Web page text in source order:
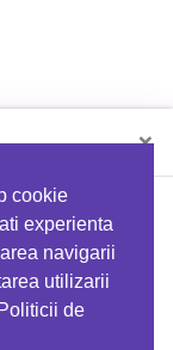
cookie
experienta
navigarii
utilizarii
de
×
codul